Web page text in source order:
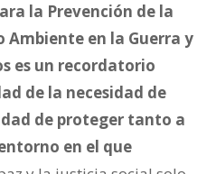
la Prevención de la
Ambiente en la Guerra y
es un recordatorio
de la necesidad de
de proteger tanto a
en el que